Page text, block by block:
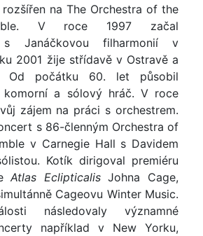
na The Orchestra of the
V roce 1997 začal
s Janáčkovou filharmonií v
2001 žije střídavě v Ostravě a
Od počátku 60. let působil
komorní a sólový hráč. V roce
zájem na práci s orchestrem.
s 86-členným Orchestra of
v Carnegie Hall s Davidem
Kotík dirigoval premiéru
Atlas EclipticalisJohna Cage,
Cageovu Winter Music.
následovaly významné
například v New Yorku,